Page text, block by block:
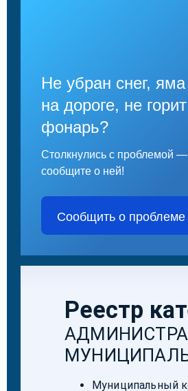
Не убран снег, яма
на дороге, не горит
фонарь?
Столкнулись с проблемой —
сообщите о ней!
Сообщить о проблеме